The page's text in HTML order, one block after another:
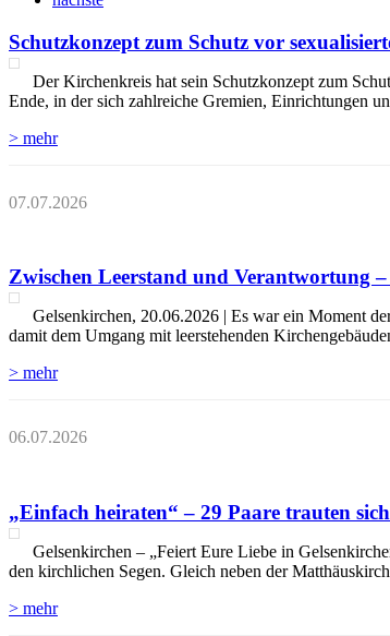
Schutzkonzept zum Schutz vor
Der Kirchenkreis hat sein Schutzkonzept zum
Ende, in der sich zahlreiche Gremien, Einrichtungen
> mehr
07.07.2026
Zwischen Leerstand und Verantwortung
Gelsenkirchen, 20.06.2026 | Es war ein Moment
damit dem Umgang mit leerstehenden
> mehr
06.07.2026
„Einfach heiraten“ – 29 Paare trauten
Gelsenkirchen – „Feiert Eure Liebe in
den kirchlichen Segen. Gleich neben der
> mehr